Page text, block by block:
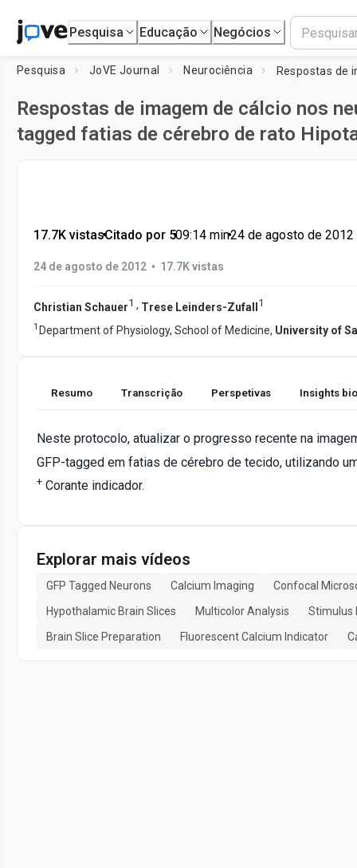
Pesquisa Educação Negócios
Pesquisa JoVE Journal Neurociência
Respostas de imagem de cálcio nos
tagged fatias de cérebro de rato
17.7K vistas•Citado por 5•09:14 min•24 de agosto de 2012
24 de agosto de 2012 • 17.7K vistas
Christian Schauer1 , Trese Leinders-Zufall 1
1 Department of Physiology, School of Medicine, University of
Resumo Transcrição Perspetivas Insights
Neste protocolo, atualizar o progresso recente na
GFP-tagged em fatias de cérebro de tecido, utilizando
+ Corante indicador.
Explorar mais vídeos
GFP Tagged Neurons Calcium Imaging
Confocal
Hypothalamic Brain Slices
Multicolor Analysis
Stimulus
Brain Slice Preparation
Fluorescent Calcium Indicator